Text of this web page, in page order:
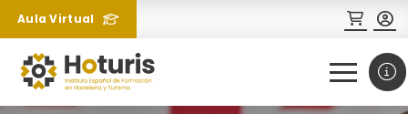
Aula Virtual